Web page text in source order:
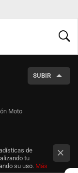
SUBIR
Moto
de
tu
su uso. Más